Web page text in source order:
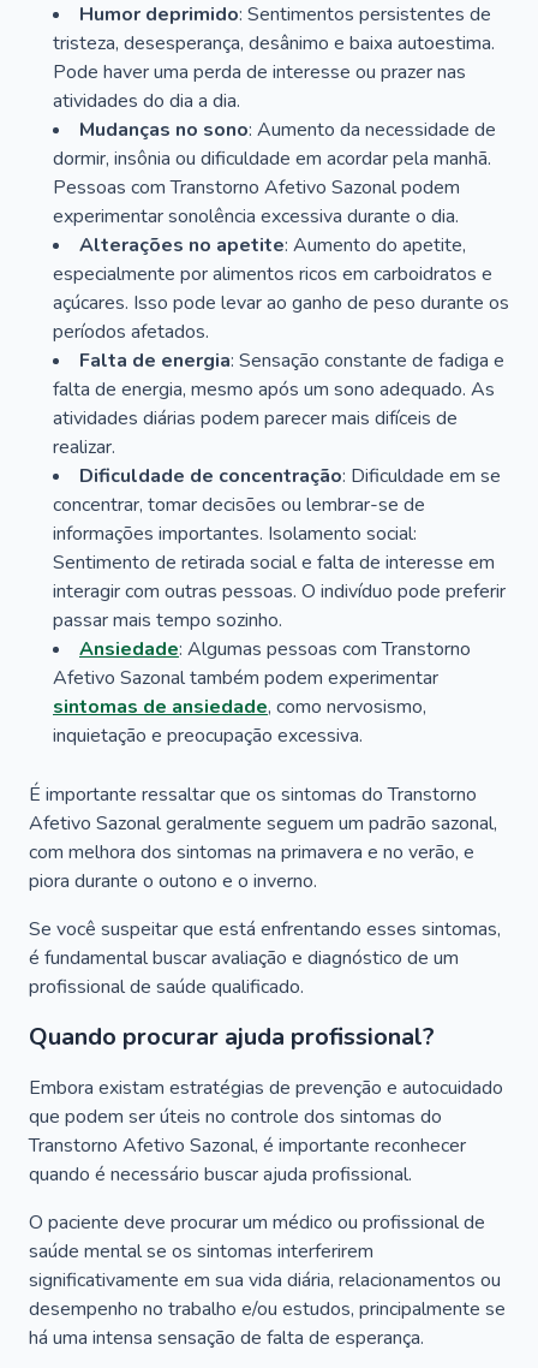
Humor deprimido: Sentimentos persistentes de
tristeza, desesperança, desânimo e baixa autoestima.
Pode haver uma perda de interesse ou prazer nas
atividades do dia a dia.
Mudanças no sono: Aumento da necessidade de
dormir, insônia ou dificuldade em acordar pela manhã.
Pessoas com Transtorno Afetivo Sazonal podem
experimentar sonolência excessiva durante o dia.
Alterações no apetite: Aumento do apetite,
especialmente por alimentos ricos em carboidratos e
açúcares. Isso pode levar ao ganho de peso durante os
períodos afetados.
Falta de energia: Sensação constante de fadiga e
falta de energia, mesmo após um sono adequado. As
atividades diárias podem parecer mais difíceis de
realizar.
Dificuldade de concentração: Dificuldade em se
concentrar, tomar decisões ou lembrar-se de
informações importantes. Isolamento social:
Sentimento de retirada social e falta de interesse em
interagir com outras pessoas. O indivíduo pode preferir
passar mais tempo sozinho.
Ansiedade: Algumas pessoas com Transtorno
Afetivo Sazonal também podem experimentar
sintomas de ansiedade, como nervosismo,
inquietação e preocupação excessiva.
É importante ressaltar que os sintomas do Transtorno
Afetivo Sazonal geralmente seguem um padrão sazonal,
com melhora dos sintomas na primavera e no verão, e
piora durante o outono e o inverno.
Se você suspeitar que está enfrentando esses sintomas,
é fundamental buscar avaliação e diagnóstico de um
profissional de saúde qualificado.
Quando procurar ajuda profissional?
Embora existam estratégias de prevenção e autocuidado
que podem ser úteis no controle dos sintomas do
Transtorno Afetivo Sazonal, é importante reconhecer
quando é necessário buscar ajuda profissional.
O paciente deve procurar um médico ou profissional de
saúde mental se os sintomas interferirem
significativamente em sua vida diária, relacionamentos ou
desempenho no trabalho e/ou estudos, principalmente se
há uma intensa sensação de falta de esperança.